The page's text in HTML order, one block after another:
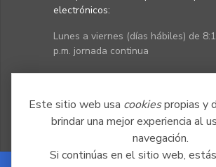
Este sitio web usa cookiespropias y
brindar una mejor experiencia al
navegación.
Si continúas en el sitio web,
electrónicos:
Lunes a viernes (días hábiles) de
p.m. jornada continua